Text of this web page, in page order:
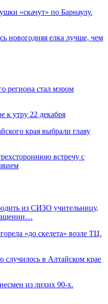
«скачут» по Барнаулу.
новогодняя елка лучше, чем
региона стал мэром
к утру 22 декабря
края выбрали главу
встречу с
из СИЗО учительницу,
«до скелета» возле ТЦ.
случилось в Алтайском крае
из лихих 90-х.